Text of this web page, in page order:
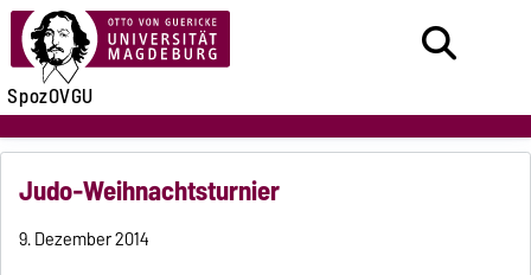
SpozOVGU
Judo-Weihnachtsturnier
9. Dezember 2014